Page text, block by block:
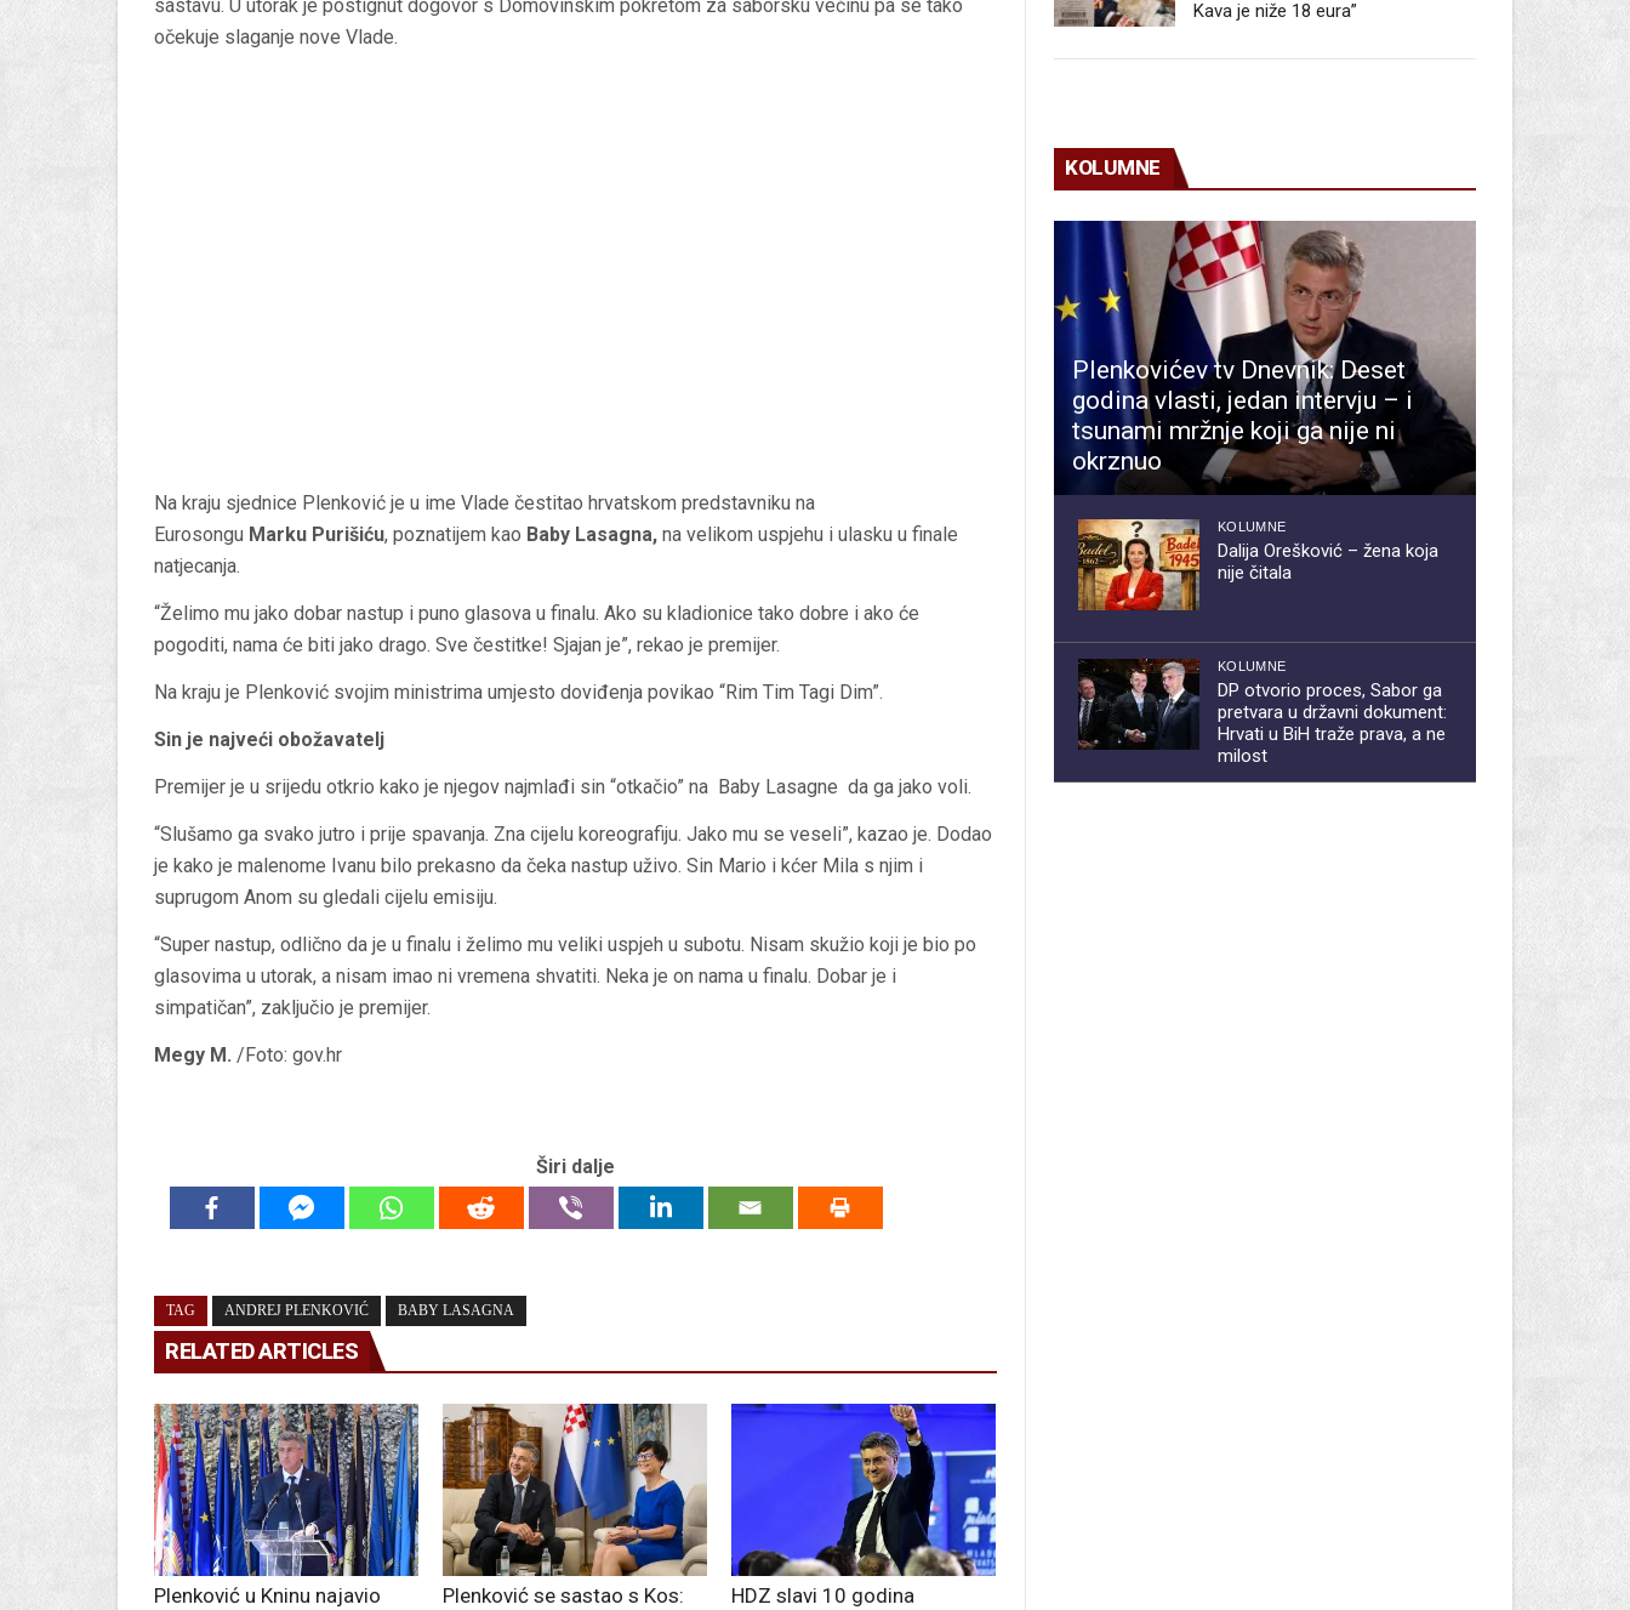
sastavu. U utorak je postignut dogovor s Domovinskim pokretom za saborsku većinu pa se tako
očekuje slaganje nove Vlade.
Na kraju sjednice Plenković je u ime Vlade čestitao hrvatskom predstavniku na
Eurosongu Marku Purišiću, poznatijem kao Baby Lasagna, na velikom uspjehu i ulasku u finale
natjecanja.
“Želimo mu jako dobar nastup i puno glasova u finalu. Ako su kladionice tako dobre i ako će
pogoditi, nama će biti jako drago. Sve čestitke! Sjajan je”, rekao je premijer.
Na kraju je Plenković svojim ministrima umjesto doviđenja povikao “Rim Tim Tagi Dim”.
Sin je najveći obožavatelj
Premijer je u srijedu otkrio kako je njegov najmlađi sin “otkačio” na Baby Lasagne da ga jako voli.
“Slušamo ga svako jutro i prije spavanja. Zna cijelu koreografiju. Jako mu se veseli”, kazao je. Dodao
je kako je malenome Ivanu bilo prekasno da čeka nastup uživo. Sin Mario i kćer Mila s njim i
suprugom Anom su gledali cijelu emisiju.
“Super nastup, odlično da je u finalu i želimo mu veliki uspjeh u subotu. Nisam skužio koji je bio po
glasovima u utorak, a nisam imao ni vremena shvatiti. Neka je on nama u finalu. Dobar je i
simpatičan”, zaključio je premijer.
Megy M. /Foto: gov.hr
Širi dalje
TAG ANDREJ PLENKOVIĆ BABY LASAGNA
RELATED ARTICLES
Plenković u Kninu najavio Plenković se sastao s Kos: HDZ slavi 10 godina
Kava je niže 18 eura”
KOLUMNE
Plenkovićev tv Dnevnik: Deset
godina vlasti, jedan intervju – i
tsunami mržnje koji ga nije ni
okrznuo
KOLUMNE
Dalija Orešković – žena koja
nije čitala
KOLUMNE
DP otvorio proces, Sabor ga
pretvara u državni dokument:
Hrvati u BiH traže prava, a ne
milost